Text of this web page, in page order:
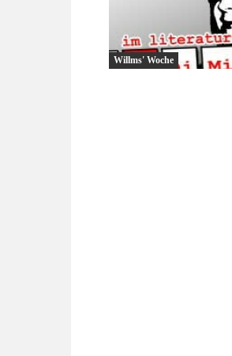
Willms' Woche